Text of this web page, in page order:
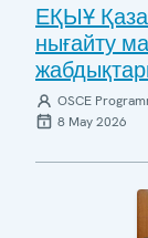
ЕҚЫҰ
нығайту
OSCE
8 May 2026